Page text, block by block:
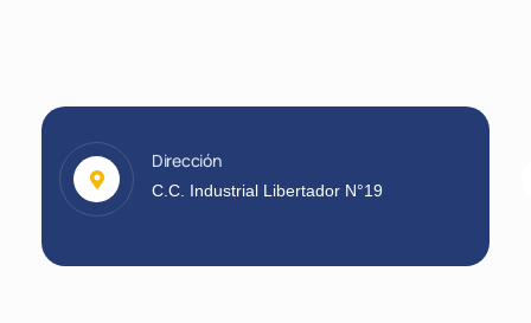
Dirección
C.C. Industrial Libertador N°19